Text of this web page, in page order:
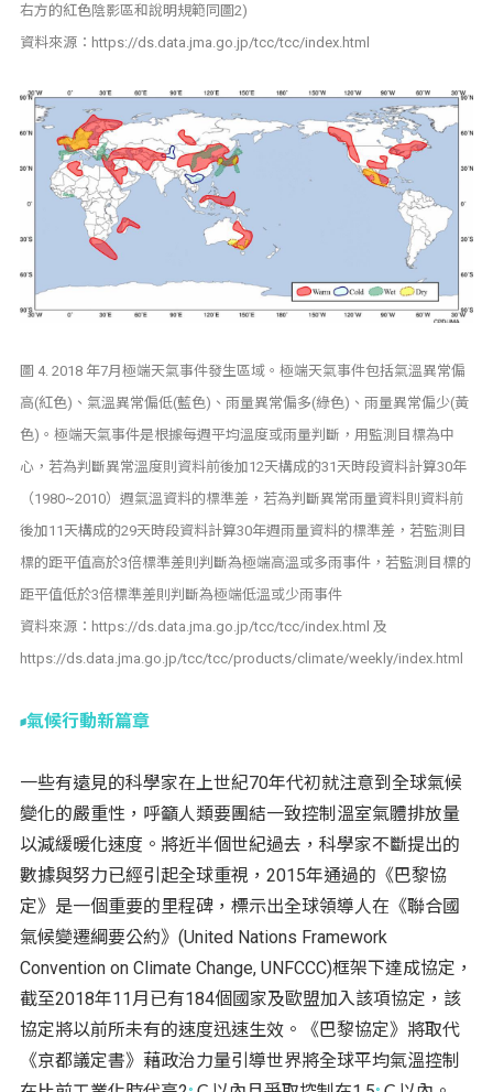
右方的紅色陰影區和說明規範同圖2)
資料來源：https://ds.data.jma.go.jp/tcc/tcc/index.html
圖 4. 2018 年7月極端天氣事件發生區域。極端天氣事件包括氣溫異常偏
高(紅色)、氣溫異常偏低(藍色)、雨量異常偏多(綠色)、雨量異常偏少(黃
色)。極端天氣事件是根據每週平均溫度或雨量判斷，用監測目標為中
心，若為判斷異常溫度則資料前後加12天構成的31天時段資料計算30年
（1980~2010）週氣溫資料的標準差，若為判斷異常雨量資料則資料前
後加11天構成的29天時段資料計算30年週雨量資料的標準差，若監測目
標的距平值高於3倍標準差則判斷為極端高溫或多雨事件，若監測目標的
距平值低於3倍標準差則判斷為極端低溫或少雨事件
資料來源：https://ds.data.jma.go.jp/tcc/tcc/index.html 及
https://ds.data.jma.go.jp/tcc/tcc/products/climate/weekly/index.html
氣候行動新篇章
一些有遠見的科學家在上世紀70年代初就注意到全球氣候
變化的嚴重性，呼籲人類要團結一致控制溫室氣體排放量
以減緩暖化速度。將近半個世紀過去，科學家不斷提出的
數據與努力已經引起全球重視，2015年通過的《巴黎協
定》是一個重要的里程碑，標示出全球領導人在《聯合國
氣候變遷綱要公約》(United Nations Framework
Convention on Climate Change, UNFCCC)框架下達成協定，
截至2018年11月已有184個國家及歐盟加入該項協定，該
協定將以前所未有的速度迅速生效。《巴黎協定》將取代
《京都議定書》藉政治力量引導世界將全球平均氣溫控制